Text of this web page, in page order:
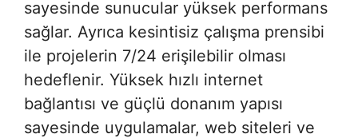
sayesinde sunucular yüksek performans
sağlar. Ayrıca kesintisiz çalışma prensibi
ile projelerin 7/24 erişilebilir olması
hedeflenir. Yüksek hızlı internet
bağlantısı ve güçlü donanım yapısı
sayesinde uygulamalar, web siteleri ve